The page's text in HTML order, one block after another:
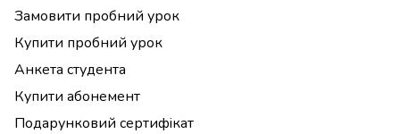
Замовити пробний урок
Купити пробний урок
Анкета студента
Купити абонемент
Подарунковий сертифікат